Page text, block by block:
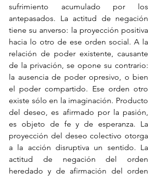
sufrimiento acumulado por los
antepasados. La actitud de negación
tiene su anverso: la proyección positiva
hacia lo otro de ese orden social. A la
relación de poder existente, causante
de la privación, se opone su contrario:
la ausencia de poder opresivo, o bien
el poder compartido. Ese orden otro
existe sólo en la imaginación. Producto
del deseo, es afirmado por la pasión,
es objeto de fe y de esperanza. La
proyección del deseo colectivo otorga
a la acción disruptiva un sentido. La
actitud de negación del orden
heredado y de afirmación del orden